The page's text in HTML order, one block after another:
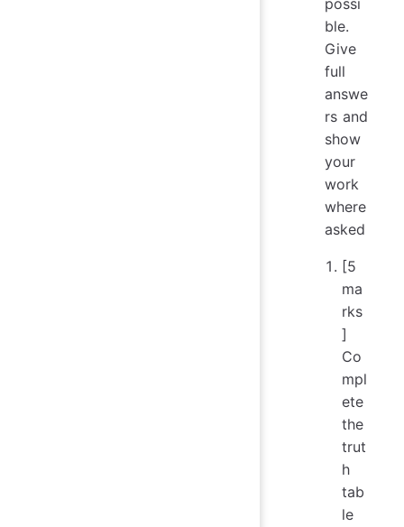
possi
ble.
Give
full
answe
rs and
show
your
work
where
asked
[5
ma
rks
]
Co
mpl
ete
the
trut
h
tab
le